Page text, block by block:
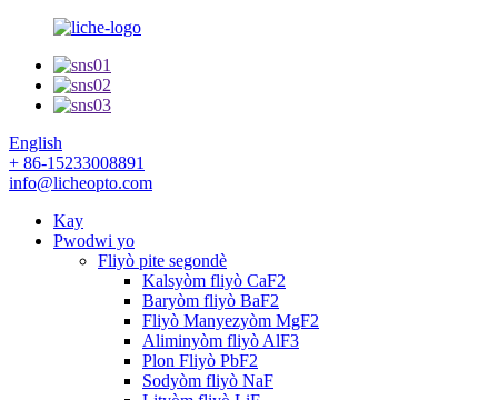
English
+ 86-15233008891
info@licheopto.com
Kay
Pwodwi yo
Fliyò pite segondè
Kalsyòm fliyò CaF2
Baryòm fliyò BaF2
Fliyò Manyezyòm MgF2
Aliminyòm fliyò AlF3
Plon Fliyò PbF2
Sodyòm fliyò NaF